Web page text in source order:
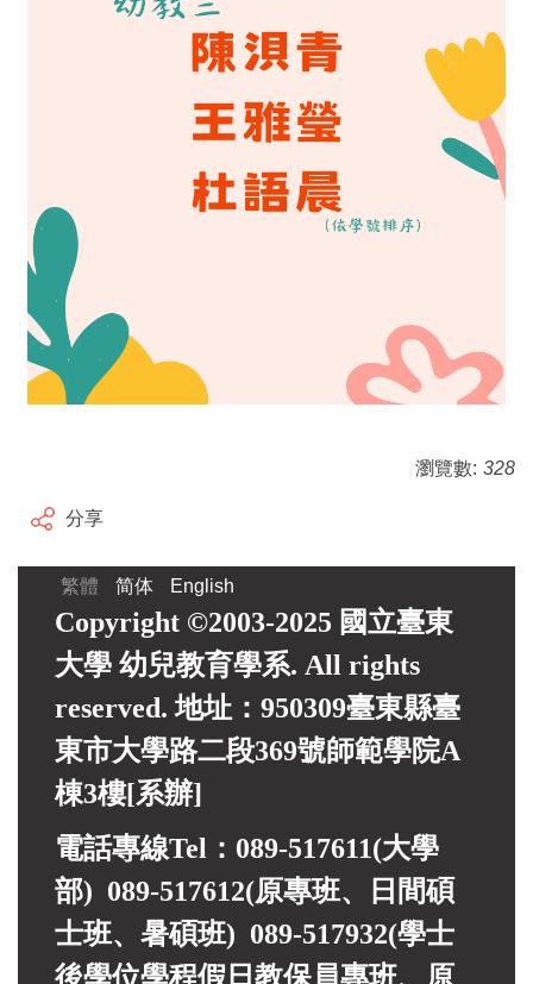
瀏覽數: 328
分享
繁體 简体 English
Copyright ©2003-2025 國立臺東
大學 幼兒教育學系. All rights
reserved. 地址：950309臺東縣臺
東市大學路二段369號師範學院A
棟3樓[系辦]
電話專線Tel：089-517611(大學
部) 089-517612(原專班、日間碩
士班、暑碩班) 089-517932(學士
後學位學程假日教保員專班、
原